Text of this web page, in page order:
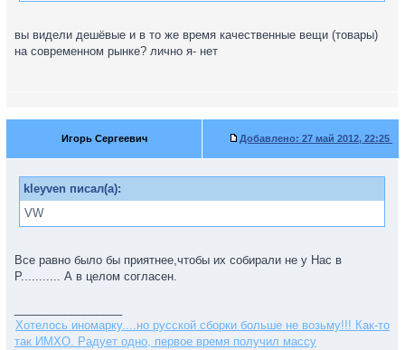
вы видели дешёвые и в то же время качественные вещи (товары)
на современном рынке? лично я- нет
Игорь Сергеевич Добавлено: 27 май 2012, 22:25
kleyven писал(а):
VW
Все равно было бы приятнее,чтобы их собирали не у Нас в
Р........... А в целом согласен.
Хотелось иномарку....но русской сборки больше не возьму!!! Как-то
так ИМХО. Радует одно, первое время получил массу